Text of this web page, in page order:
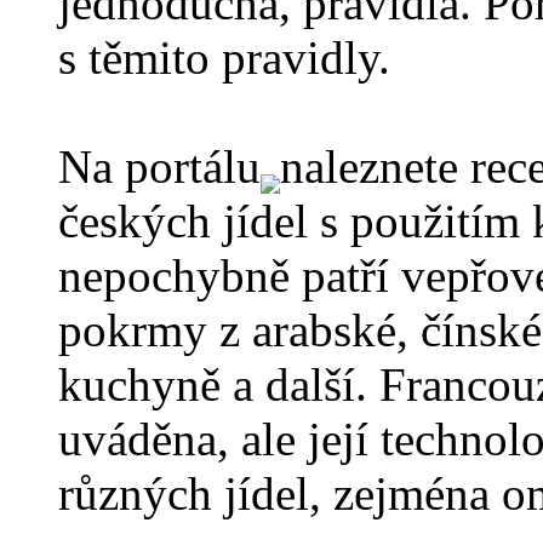
s těmito pravidly.
Na portálu naleznete
českých jídel s použitím
nepochybně patří
pokrmy z arabské,
kuchyně a další.
uváděna, ale její
různých jídel, zejména